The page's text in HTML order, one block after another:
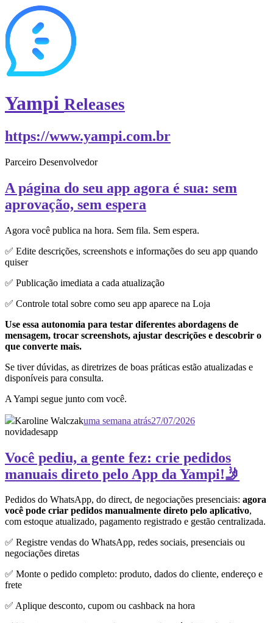
Yampi Releases
https://www.yampi.com.br
Parceiro Desenvolvedor
A página do seu app agora é sua: sem
aprovação, sem espera
Agora você publica na hora. Sem fila. Sem espera.
✅ Edite descrições, screenshots e informações do seu app quando
quiser
✅ Publicação imediata a cada atualização
✅ Controle total sobre como seu app aparece na Loja
Use essa autonomia para testar diferentes abordagens de
mensagem, trocar screenshots, ajustar descrições e descobrir o
que converte mais.
Se tiver dúvidas, as diretrizes de boas práticas estão atualizadas e
disponíveis para consulta.
A Yampi segue junto com você.
Karoline Walczakuma semana atrás27/07/2026
novidadesapp
Você pediu, a gente fez: crie pedidos
manuais direto pelo App da Yampi!🤳
Pedidos do WhatsApp, do direct, de negociações presenciais: agora
você pode criar pedidos manualmente direto pelo aplicativo,
com estoque atualizado, pagamento registrado e gestão centralizada.
✅ Registre vendas do WhatsApp, redes sociais, presenciais ou
negociações diretas
✅ Monte o pedido completo: produto, dados do cliente, endereço e
frete
✅ Aplique desconto, cupom ou cashback na hora